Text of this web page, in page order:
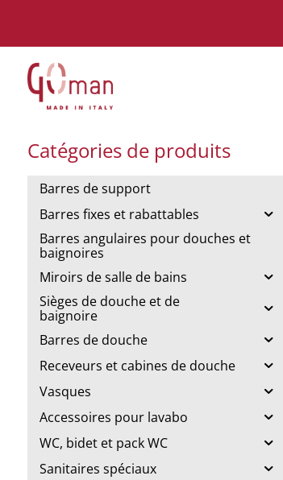
Catégories de produits
Barres de support
Barres fixes et rabattables
Barres angulaires pour douches et
baignoires
Miroirs de salle de bains
Sièges de douche et de
baignoire
Barres de douche
Receveurs et cabines de douche
Vasques
Accessoires pour lavabo
WC, bidet et pack WC
Sanitaires spéciaux